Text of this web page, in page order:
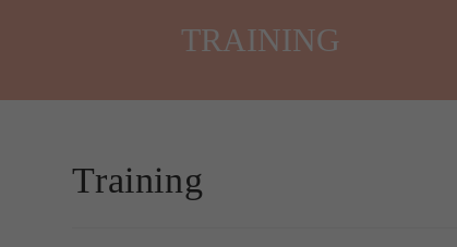
TRAINING
Training